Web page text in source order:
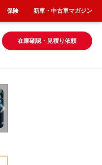
在庫確認・見積り依頼
保険 新車・中古車マガジン